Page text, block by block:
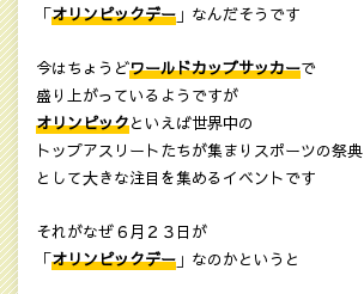
「オリンピックデー 」なんだそうです
今はちょうどワールドカップサッカーで
盛り上がっているようですが
オリンピックといえば世界中の
トップアスリートたちが集まりスポーツの祭典
として大きな注目を集めるイベントです
それがなぜ６月２３日が
「オリンピックデー 」なのかというと